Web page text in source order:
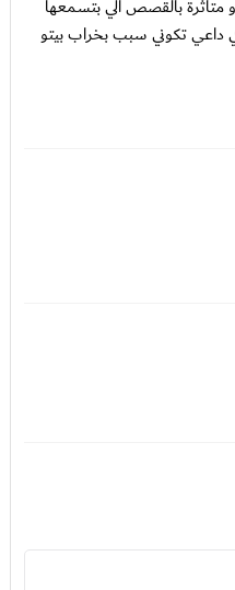
بالقصص الي بتسمعها
داعي تكوني سبب بخراب بيتو